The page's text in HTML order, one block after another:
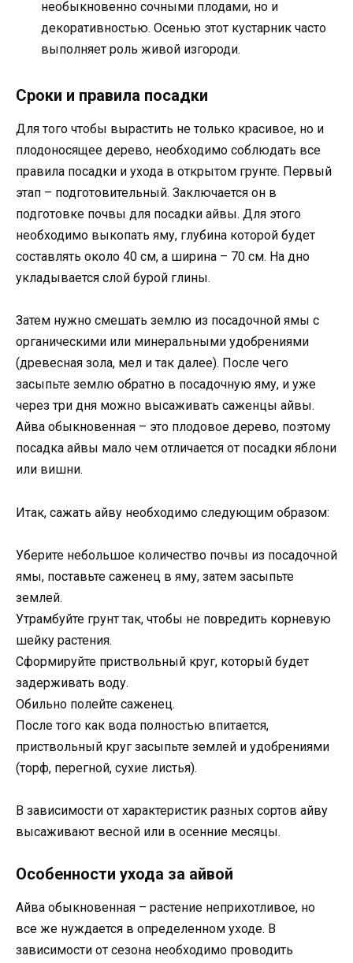
необыкновенно сочными плодами, но и
декоративностью. Осенью этот кустарник часто
выполняет роль живой изгороди.
Сроки и правила посадки
Для того чтобы вырастить не только красивое, но и
плодоносящее дерево, необходимо соблюдать все
правила посадки и ухода в открытом грунте. Первый
этап – подготовительный. Заключается он в
подготовке почвы для посадки айвы. Для этого
необходимо выкопать яму, глубина которой будет
составлять около 40 см, а ширина – 70 см. На дно
укладывается слой бурой глины.
Затем нужно смешать землю из посадочной ямы с
органическими или минеральными удобрениями
(древесная зола, мел и так далее). После чего
засыпьте землю обратно в посадочную яму, и уже
через три дня можно высаживать саженцы айвы.
Айва обыкновенная – это плодовое дерево, поэтому
посадка айвы мало чем отличается от посадки яблони
или вишни.
Итак, сажать айву необходимо следующим образом:
Уберите небольшое количество почвы из посадочной
ямы, поставьте саженец в яму, затем засыпьте
землей.
Утрамбуйте грунт так, чтобы не повредить корневую
шейку растения.
Сформируйте приствольный круг, который будет
задерживать воду.
Обильно полейте саженец.
После того как вода полностью впитается,
приствольный круг засыпьте землей и удобрениями
(торф, перегной, сухие листья).
В зависимости от характеристик разных сортов айву
высаживают весной или в осенние месяцы.
Особенности ухода за айвой
Айва обыкновенная – растение неприхотливое, но
все же нуждается в определенном уходе. В
зависимости от сезона необходимо проводить